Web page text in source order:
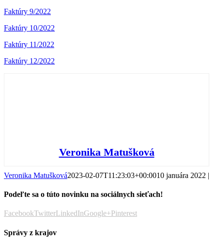
Faktúry 9/2022
Faktúry 10/2022
Faktúry 11/2022
Faktúry 12/2022
Veronika Matušková
Veronika Matušková2023-02-07T11:23:03+00:0010 januára 2022 |
Podeľte sa o túto novinku na sociálnych sieťach!
FacebookTwitterLinkedInGoogle+Pinterest
Správy z krajov